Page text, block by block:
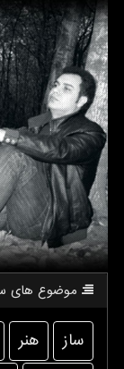
موضوع های
ساز هنر